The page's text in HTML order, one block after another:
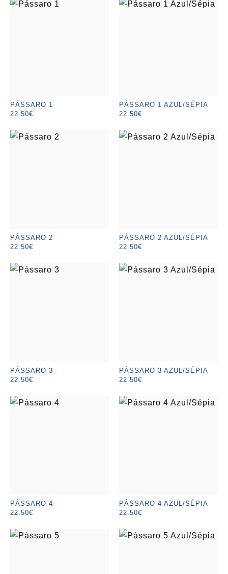
PÁSSARO 1
22.50€
PÁSSARO 1 AZUL/SÉPIA
22.50€
PÁSSARO 2
22.50€
PÁSSARO 2 AZUL/SÉPIA
22.50€
PÁSSARO 3
22.50€
PÁSSARO 3 AZUL/SÉPIA
22.50€
PÁSSARO 4
22.50€
PÁSSARO 4 AZUL/SÉPIA
22.50€